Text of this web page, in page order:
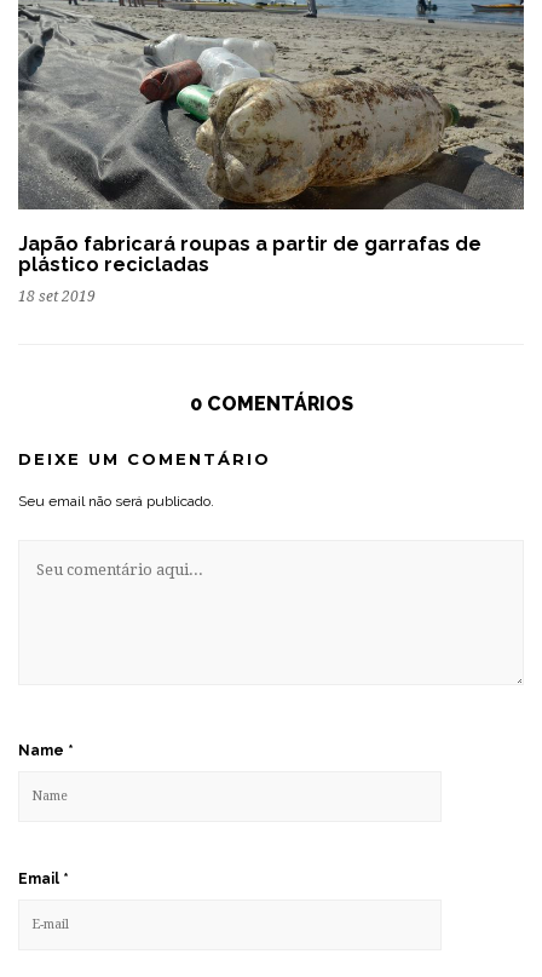
Japão fabricará roupas a partir de garrafas de
plástico recicladas
18 set 2019
0 COMENTÁRIOS
DEIXE UM COMENTÁRIO
Seu email não será publicado.
Name *
Email *